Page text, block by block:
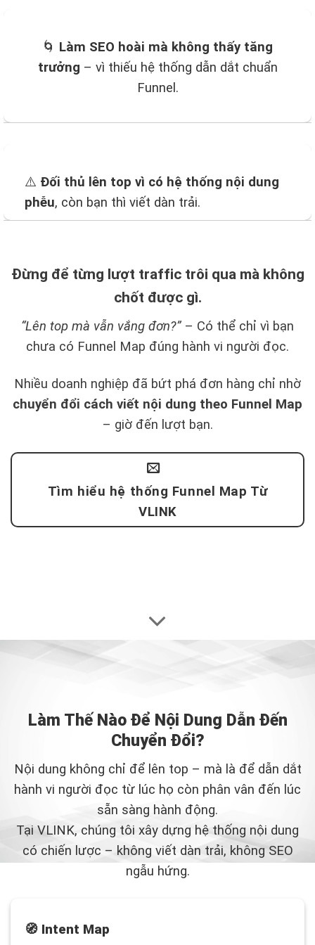
🌀 Làm SEO hoài mà không thấy tăng
trưởng – vì thiếu hệ thống dẫn dắt chuẩn
Funnel.
⚠️ Đối thủ lên top vì có hệ thống nội dung
phễu, còn bạn thì viết dàn trải.
Đừng để từng lượt traffic trôi qua mà không
chốt được gì.
“Lên top mà vẫn vắng đơn?” – Có thể chỉ vì bạn
chưa có Funnel Map đúng hành vi người đọc.
Nhiều doanh nghiệp đã bứt phá đơn hàng chỉ nhờ
chuyển đổi cách viết nội dung theo Funnel Map
– giờ đến lượt bạn.
Tìm hiểu hệ thống Funnel Map Từ
VLINK
Làm Thế Nào Để Nội Dung Dẫn Đến
Chuyển Đổi?
Nội dung không chỉ để lên top – mà là để dẫn dắt
hành vi người đọc từ lúc họ còn phân vân đến lúc
sẵn sàng hành động.
Tại VLINK, chúng tôi xây dựng hệ thống nội dung
có chiến lược – không viết dàn trải, không SEO
ngẫu hứng.
🧭 Intent Map